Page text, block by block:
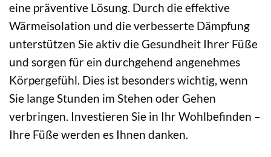
eine präventive Lösung. Durch die effektive
Wärmeisolation und die verbesserte Dämpfung
unterstützen Sie aktiv die Gesundheit Ihrer Füße
und sorgen für ein durchgehend angenehmes
Körpergefühl. Dies ist besonders wichtig, wenn
Sie lange Stunden im Stehen oder Gehen
verbringen. Investieren Sie in Ihr Wohlbefinden –
Ihre Füße werden es Ihnen danken.